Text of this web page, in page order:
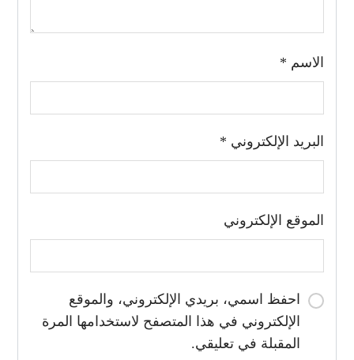
الاسم *
البريد الإلكتروني *
الموقع الإلكتروني
احفظ اسمي، بريدي الإلكتروني، والموقع
الإلكتروني في هذا المتصفح لاستخدامها المرة
المقبلة في تعليقي.